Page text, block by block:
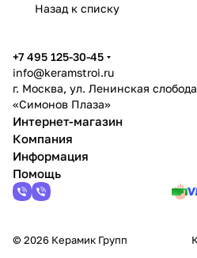
Назад к списку
+7 495 125-30-45
info@keramstroi.ru
г. Москва, ул. Ленинская
«Симонов Плаза»
Интернет-магазин
Компания
Информация
Помощь
© 2026 Керамик Групп